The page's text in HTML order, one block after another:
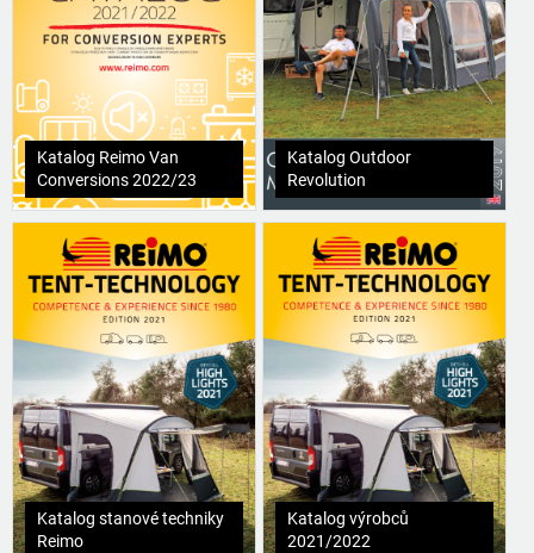
Katalog Reimo Van
Conversions 2022/23
Katalog Outdoor
Revolution
Katalog stanové techniky
Reimo
Katalog výrobců
2021/2022